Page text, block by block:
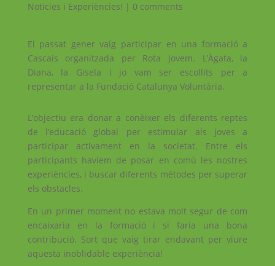
Noticies i Experiències! | 0 comments
El passat gener vaig participar en una formació a
Cascais organitzada per Rota Jovem. L’Àgata, la
Diana, la Gisela i jo vam ser escollits per a
representar a la Fundació Catalunya Voluntària.
L’objectiu era donar a conèixer els diferents reptes
de l’educació global per estimular als joves a
participar activament en la societat. Entre els
participants havíem de posar en comú les nostres
experiències, i buscar diferents mètodes per superar
els obstacles.
En un primer moment no estava molt segur de com
encaixaria en la formació i si faria una bona
contribució. Sort que vaig tirar endavant per viure
aquesta inoblidable experiència!